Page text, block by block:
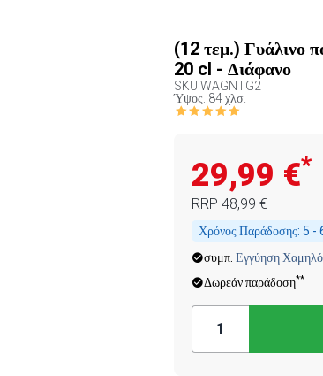
(12 τεμ.) Γυάλινο
20 cl - Διάφανο
SKU WAGNTG2
Ύψος: 84 χλσ.
29,99 €*
RRP 48,99 €
Χρόνος Παράδοσης: 5 -
συμπ. Εγγύηση
Δωρεάν παράδοση**